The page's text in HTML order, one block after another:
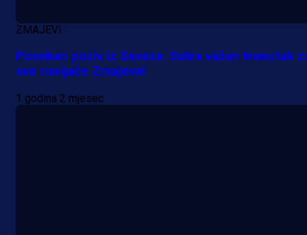
ZMAJEVI
Poseban poziv iz Saveza: Sutra važan trenutak
sve navijače Zmajeva!
1 godina 2 mjesec